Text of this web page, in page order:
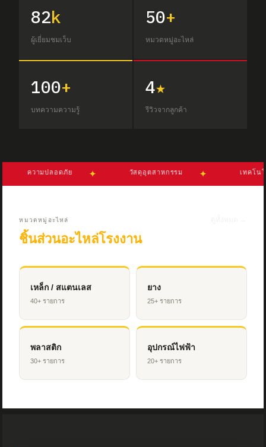
82k
ผู้เยี่ยมชมเว็บ
50+
หมวดหมู่อะไหล่
100+
บทความความรู้
4★
รีวิวจากลูกค้า
ความปลอดภัย วัสดุอุตสาหกรรม เทคโนโลยี
หมวดหมู่อะไหล่
ชิ้นส่วนอะไหล่โรงงาน
เหล็ก / สแตนเลส
40+ รายการ
ยาง
25+ รายการ
พลาสติก
30+ รายการ
อุปกรณ์ไฟฟ้า
20+ รายการ